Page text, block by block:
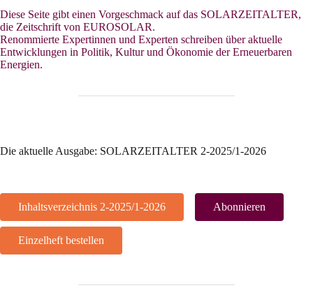
Diese Seite gibt einen Vorgeschmack auf das SOLARZEITALTER,
die Zeitschrift von EUROSOLAR.
Renommierte Expertinnen und Experten schreiben über aktuelle
Entwicklungen in Politik, Kultur und Ökonomie der Erneuerbaren
Energien.
Die aktuelle Ausgabe: SOLARZEITALTER 2-2025/1-2026
Inhaltsverzeichnis 2-2025/1-2026 Abonnieren
Einzelheft bestellen